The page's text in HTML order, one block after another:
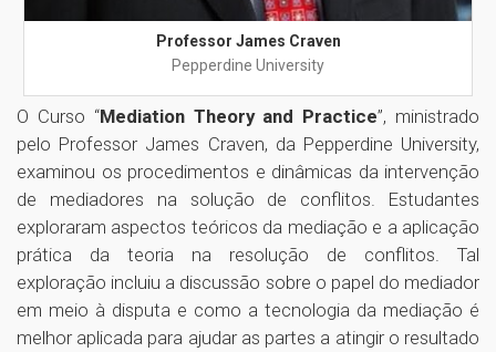
Professor James Craven
Pepperdine University
O Curso “Mediation Theory and Practice”, ministrado
pelo Professor James Craven, da Pepperdine University,
examinou os procedimentos e dinâmicas da intervenção
de mediadores na solução de conflitos. Estudantes
exploraram aspectos teóricos da mediação e a aplicação
prática da teoria na resolução de conflitos. Tal
exploração incluiu a discussão sobre o papel do mediador
em meio à disputa e como a tecnologia da mediação é
melhor aplicada para ajudar as partes a atingir o resultado